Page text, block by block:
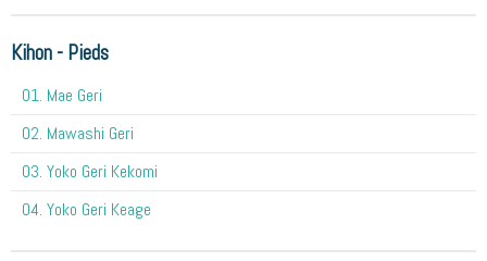
Kihon - Pieds
01. Mae Geri
02. Mawashi Geri
03. Yoko Geri Kekomi
04. Yoko Geri Keage